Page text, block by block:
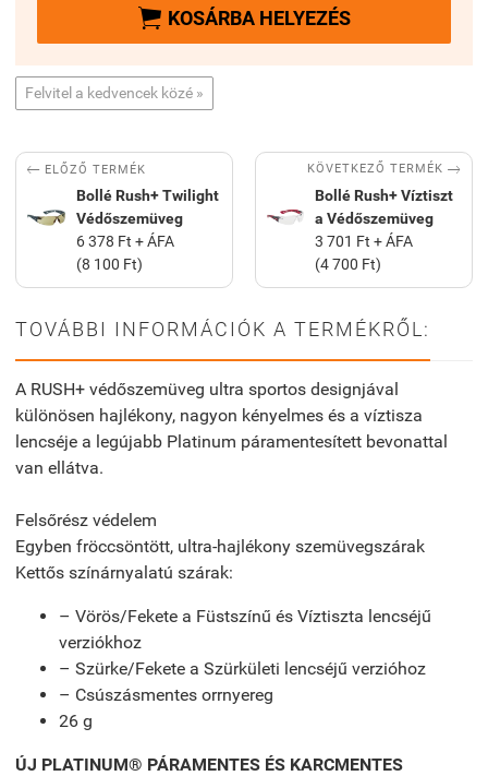
 KOSÁRBA HELYEZÉS
Felvitel a kedvencek közé »
 ELŐZŐ TERMÉK
Bollé Rush+ Twilight
Védőszemüveg
6 378 Ft + ÁFA
(8 100 Ft)
KÖVETKEZŐ TERMÉK 
Bollé Rush+ Víztiszt
a Védőszemüveg
3 701 Ft + ÁFA
(4 700 Ft)
TOVÁBBI INFORMÁCIÓK A TERMÉKRŐL:
A RUSH+ védőszemüveg ultra sportos designjával
különösen hajlékony, nagyon kényelmes és a víztisza
lencséje a legújabb Platinum páramentesített bevonattal
van ellátva.
Felsőrész védelem
Egyben fröccsöntött, ultra-hajlékony szemüvegszárak
Kettős színárnyalatú szárak:
– Vörös/Fekete a Füstszínű és Víztiszta lencséjű
verziókhoz
– Szürke/Fekete a Szürkületi lencséjű verzióhoz
– Csúszásmentes orrnyereg
26 g
ÚJ PLATINUM® PÁRAMENTES ÉS KARCMENTES